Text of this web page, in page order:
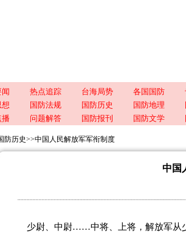
闻 热点追踪 台海局势 各国国防
想 国防法规 国防历史 国防地理
播 问题解答 国防报刊 国防文学
防历史>>中国人民解放军军衔制度
中国
少尉、中尉……中将、上将，解放军从